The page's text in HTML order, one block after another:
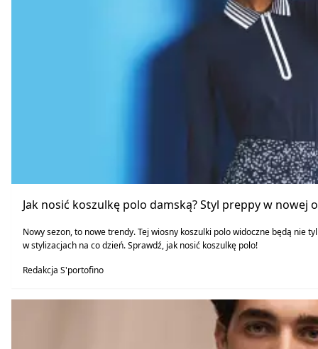
Jak nosić koszulkę polo damską? Styl preppy w nowej
Nowy sezon, to nowe trendy. Tej wiosny koszulki polo widoczne będą nie
w stylizacjach na co dzień. Sprawdź, jak nosić koszulkę polo!
Redakcja S'portofino